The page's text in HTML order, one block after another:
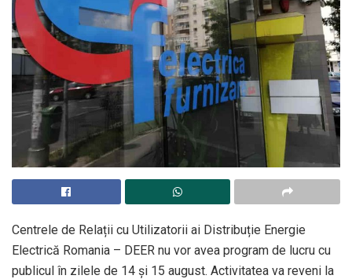
Centrele de Relații cu Utilizatorii ai Distribuție Energie
Electrică Romania – DEER nu vor avea program de lucru cu
publicul în zilele de 14 și 15 august. Activitatea va reveni la